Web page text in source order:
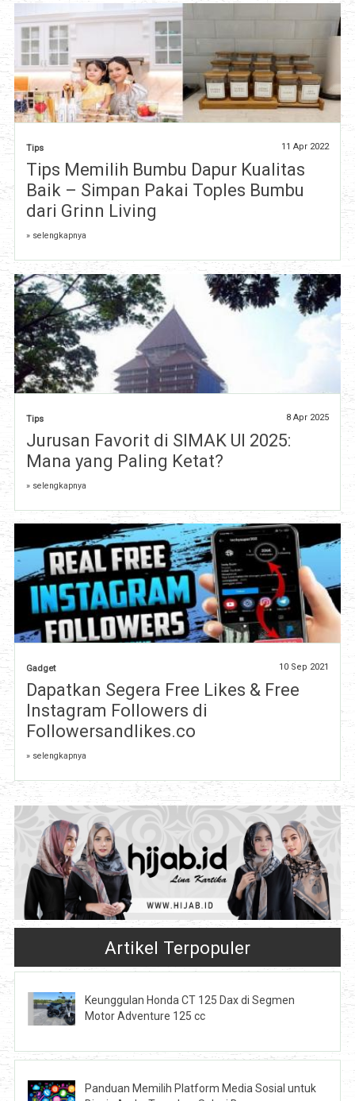
Tips 11 Apr 2022
Tips Memilih Bumbu Dapur Kualitas
Baik – Simpan Pakai Toples Bumbu
dari Grinn Living
» selengkapnya
Tips 8 Apr 2025
Jurusan Favorit di SIMAK UI 2025:
Mana yang Paling Ketat?
» selengkapnya
Gadget 10 Sep 2021
Dapatkan Segera Free Likes & Free
Instagram Followers di
Followersandlikes.co
» selengkapnya
Artikel Terpopuler
Keunggulan Honda CT 125 Dax di Segmen
Motor Adventure 125 cc
Panduan Memilih Platform Media Sosial untuk